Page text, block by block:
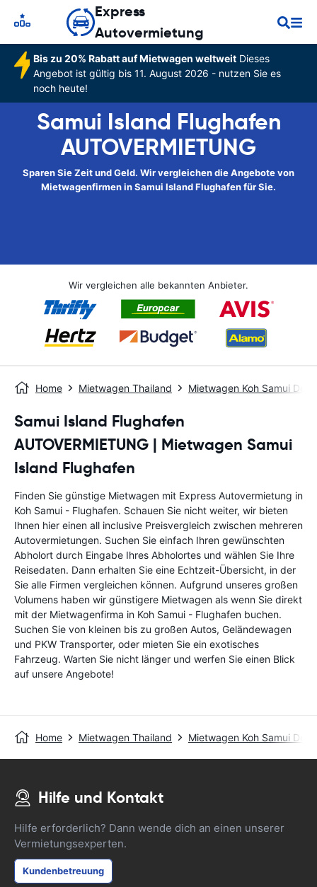
Express
Autovermietung
Bis zu 20% Rabatt auf Mietwagen weltweitDieses
Angebot ist gültig bis 11. August 2026 - nutzen Sie es
noch heute!
Samui Island Flughafen
AUTOVERMIETUNG
Sparen Sie Zeit und Geld. Wir vergleichen die Angebote von
Mietwagenfirmen in Samui Island Flughafen für Sie.
Wir vergleichen alle bekannten Anbieter.
Home Mietwagen Thailand Mietwagen Koh Samui
Samui Island Flughafen
AUTOVERMIETUNG | Mietwagen Samui
Island Flughafen
Finden Sie günstige Mietwagen mit Express Autovermietung in
Koh Samui - Flughafen. Schauen Sie nicht weiter, wir bieten
Ihnen hier einen all inclusive Preisvergleich zwischen mehreren
Autovermietungen. Suchen Sie einfach Ihren gewünschten
Abholort durch Eingabe Ihres Abholortes und wählen Sie Ihre
Reisedaten. Dann erhalten Sie eine Echtzeit-Übersicht, in der
Sie alle Firmen vergleichen können. Aufgrund unseres großen
Volumens haben wir günstigere Mietwagen als wenn Sie direkt
mit der Mietwagenfirma in Koh Samui - Flughafen buchen.
Suchen Sie von kleinen bis zu großen Autos, Geländewagen
und PKW Transporter, oder mieten Sie ein exotisches
Fahrzeug. Warten Sie nicht länger und werfen Sie einen Blick
auf unsere Angebote!
Home Mietwagen Thailand Mietwagen Koh Samui
Hilfe und Kontakt
Hilfe erforderlich? Dann wende dich an einen unserer
Vermietungsexperten.
Kundenbetreuung